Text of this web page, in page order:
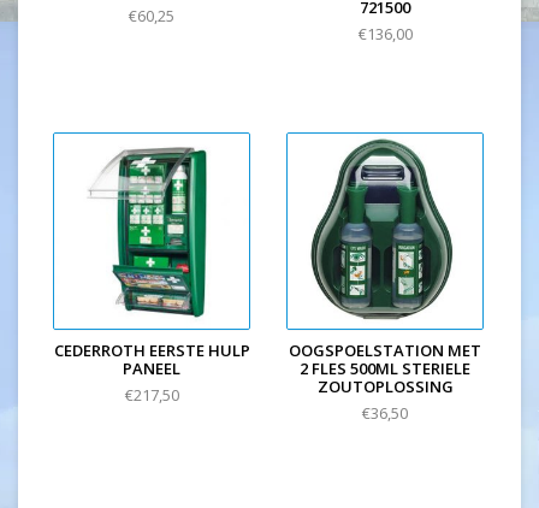
€60,25
721500
€136,00
CEDERROTH EERSTE HULP
PANEEL
€217,50
OOGSPOELSTATION MET
2 FLES 500ML STERIELE
ZOUTOPLOSSING
€36,50